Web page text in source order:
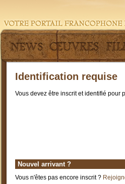
Identification requise
Vous devez être inscrit et identifié pour
Nouvel arrivant ?
Vous n'êtes pas encore inscrit ?